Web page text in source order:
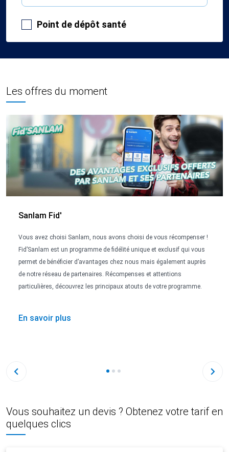
Point de dépôt santé
Les offres du moment
Sanlam Fid'
Vous avez choisi Sanlam, nous avons choisi de vous récompenser !
Fid’Sanlam est un programme de fidélité unique et exclusif qui vous
permet de bénéficier d’avantages chez nous mais également auprès
de notre réseau de partenaires. Récompenses et attentions
particulières, découvrez les principaux atouts de votre programme.
En savoir plus
Vous souhaitez un devis ? Obtenez votre tarif en
quelques clics